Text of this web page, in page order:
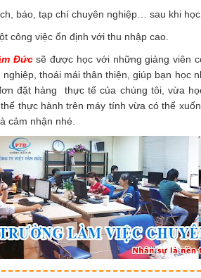
báo, tạp chí chuyên nghiệp… sau khi
công việc ổn định với thu nhập cao.
Đứcsẽ được học với những giảng viên
thoái mái thân thiện, giúp bạn học
đặt hàng thực tế của chúng tôi, vừa
thực hành trên máy tính vừa có thể
cảm nhận nhé.